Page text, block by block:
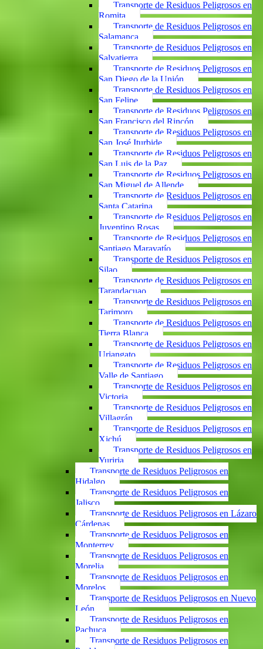
Transporte de Residuos Peligrosos en
Romita
Transporte de Residuos Peligrosos en
Salamanca
Transporte de Residuos Peligrosos en
Salvatierra
Transporte de Residuos Peligrosos en
San Diego de la Unión
Transporte de Residuos Peligrosos en
San Felipe
Transporte de Residuos Peligrosos en
San Francisco del Rincón
Transporte de Residuos Peligrosos en
San José Iturbide
Transporte de Residuos Peligrosos en
San Luis de la Paz
Transporte de Residuos Peligrosos en
San Miguel de Allende
Transporte de Residuos Peligrosos en
Santa Catarina
Transporte de Residuos Peligrosos en
Juventino Rosas
Transporte de Residuos Peligrosos en
Santiago Maravatío
Transporte de Residuos Peligrosos en
Silao
Transporte de Residuos Peligrosos en
Tarandacuao
Transporte de Residuos Peligrosos en
Tarimoro
Transporte de Residuos Peligrosos en
Tierra Blanca
Transporte de Residuos Peligrosos en
Uriangato
Transporte de Residuos Peligrosos en
Valle de Santiago
Transporte de Residuos Peligrosos en
Victoria
Transporte de Residuos Peligrosos en
Villagrán
Transporte de Residuos Peligrosos en
Xichú
Transporte de Residuos Peligrosos en
Yuriria
Transporte de Residuos Peligrosos en
Hidalgo
Transporte de Residuos Peligrosos en
Jalisco
Transporte de Residuos Peligrosos en Lázaro
Cárdenas
Transporte de Residuos Peligrosos en
Monterrey
Transporte de Residuos Peligrosos en
Morelia
Transporte de Residuos Peligrosos en
Morelos
Transporte de Residuos Peligrosos en Nuevo
León
Transporte de Residuos Peligrosos en
Pachuca
Transporte de Residuos Peligrosos en